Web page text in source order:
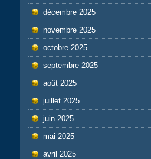
décembre 2025
novembre 2025
octobre 2025
septembre 2025
août 2025
juillet 2025
juin 2025
mai 2025
avril 2025